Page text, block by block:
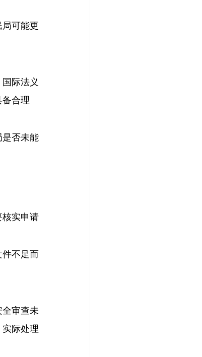
可能更
际法义
合理
否未能
核实申请
不足而
审查未
际处理